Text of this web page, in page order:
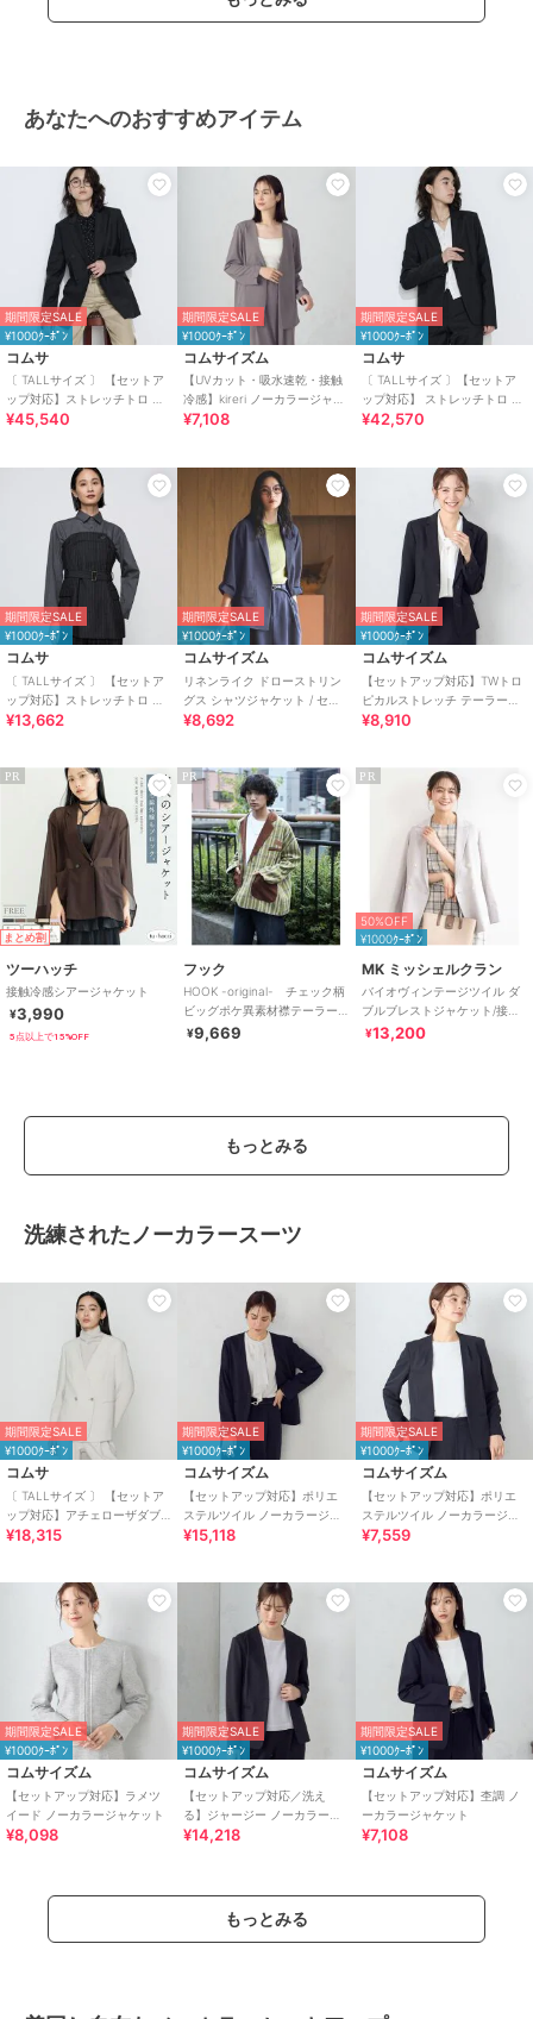
あなたへのおすすめアイテム
期間限定SALE
¥1000ｸｰﾎﾟﾝ
コムサ
〔 TALLサイズ 〕 【セットア
ップ対応】ストレッチトロ ダ
ブルジャケット
¥45,540
期間限定SALE
¥1000ｸｰﾎﾟﾝ
コムサイズム
【UVカット・吸水速乾・接触
冷感】kireri ノーカラージャケ
ット / セットアップ対応
¥7,108
期間限定SALE
¥1000ｸｰﾎﾟﾝ
コムサ
〔 TALLサイズ 〕【セットア
ップ対応】 ストレッチトロ シ
ングルジャケット
¥42,570
期間限定SALE
¥1000ｸｰﾎﾟﾝ
コムサ
〔 TALLサイズ 〕 【セットア
ップ対応】ストレッチトロ ビ
スチェ付きブラウス
¥13,662
期間限定SALE
¥1000ｸｰﾎﾟﾝ
コムサイズム
リネンライク ドローストリン
グス シャツジャケット / セッ
トアップ対応
¥8,692
期間限定SALE
¥1000ｸｰﾎﾟﾝ
コムサイズム
【セットアップ対応】TWトロ
ピカルストレッチ テーラード
ジャケット
¥8,910
PR
まとめ割
ツーハッチ
接触冷感シアージャケット
¥3,990
5点以上で15%OFF
PR
フック
HOOK -original- チェック柄
ビッグポケ異素材襟テーラー
ドジャケット
¥9,669
PR
50%OFF
¥1000ｸｰﾎﾟﾝ
MK ミッシェルクラン
バイオヴィンテージツイル ダ
ブルブレストジャケット/接触
冷感/UVカット/速乾/洗える
¥13,200
もっとみる
洗練されたノーカラースーツ
期間限定SALE
¥1000ｸｰﾎﾟﾝ
コムサ
〔 TALLサイズ 〕 【セットア
ップ対応】アチェローザダブ
ルクロス ノーカラージャケッ
¥18,315
期間限定SALE
¥1000ｸｰﾎﾟﾝ
コムサイズム
【セットアップ対応】ポリエ
ステルツイル ノーカラージャ
ケット
¥15,118
期間限定SALE
¥1000ｸｰﾎﾟﾝ
コムサイズム
【セットアップ対応】ポリエ
ステルツイル ノーカラージャ
ケット
¥7,559
期間限定SALE
¥1000ｸｰﾎﾟﾝ
コムサイズム
【セットアップ対応】ラメツ
イード ノーカラージャケット
¥8,098
期間限定SALE
¥1000ｸｰﾎﾟﾝ
コムサイズム
【セットアップ対応／洗え
る】ジャージー ノーカラージ
ャケット
¥14,218
期間限定SALE
¥1000ｸｰﾎﾟﾝ
コムサイズム
【セットアップ対応】杢調 ノ
ーカラージャケット
¥7,108
もっとみる